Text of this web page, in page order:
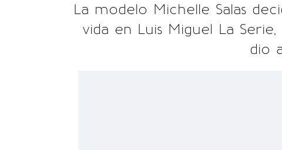
La modelo Michelle Salas
vida en Luis Miguel La
dio